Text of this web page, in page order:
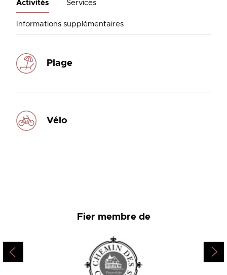
Activités Services
Informations supplémentaires
Plage
Vélo
Fier membre de